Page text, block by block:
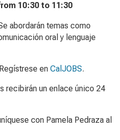
10:30 to 11:30
abordarán temas como
oral y lenguaje
en CalJOBS.
recibirán un enlace único 24
con Pamela Pedraza al